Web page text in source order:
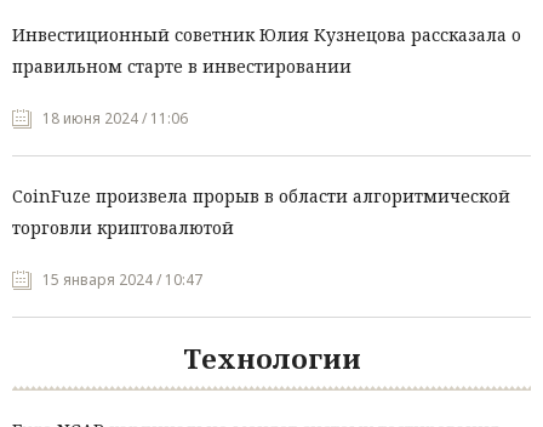
Инвестиционный советник Юлия Кузнецова рассказала о
правильном старте в инвестировании
18 июня 2024 / 11:06
CoinFuze произвела прорыв в области алгоритмической
торговли криптовалютой
15 января 2024 / 10:47
Технологии